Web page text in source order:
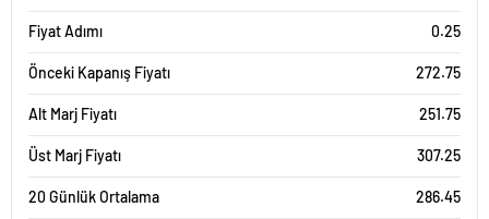
Fiyat Adımı 0.25
Önceki Kapanış Fiyatı 272.75
Alt Marj Fiyatı 251.75
Üst Marj Fiyatı 307.25
20 Günlük Ortalama 286.45